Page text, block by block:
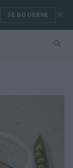
SE BØGERNE ✕